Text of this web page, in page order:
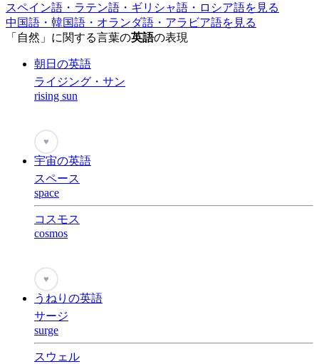
スペイン語・ラテン語・ギリシャ語・ロシア語を見る
中国語・韓国語・オランダ語・アラビア語を見る
「自然」に関する言葉の英語の表現
朝日の英語
ライジング・サン
rising sun
♥
宇宙の英語
スペース
space
コスモス
cosmos
♥
うねりの英語
サージ
surge
スウェル